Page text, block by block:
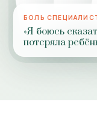
БОЛЬ
«Я боюсь
потеряла